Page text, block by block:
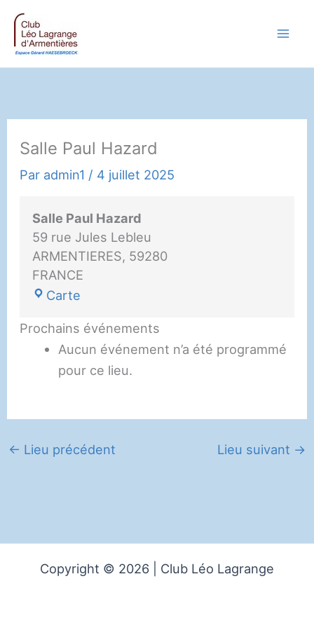
Aller
contenu
Salle Paul Hazard
Par admin1 / 4 juillet 2025
Salle Paul Hazard
59 rue Jules Lebleu
ARMENTIERES, 59280
FRANCE
Carte
Hazard
Prochains événements
Aucun événement n’a été programmé
pour ce lieu.
← Lieu précédent Lieu suivant →
Copyright © 2026 | Club Léo Lagrange